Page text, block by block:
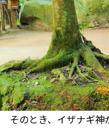
そのとき、イザナギ